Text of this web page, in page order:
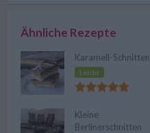
Ähnliche Rezepte
Karamell-Schnitten
Leicht
Kleine
Berlinerschnitten